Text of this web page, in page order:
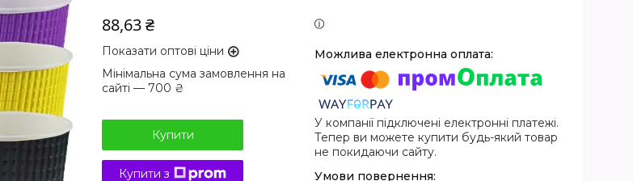
88,63 ₴
Показати оптові ціни
Мінімальна сума замовлення на
сайті — 700 ₴
Купити
Купити з
У компанії підключені електронні платежі.
Тепер ви можете купити будь-який товар
не покидаючи сайту.